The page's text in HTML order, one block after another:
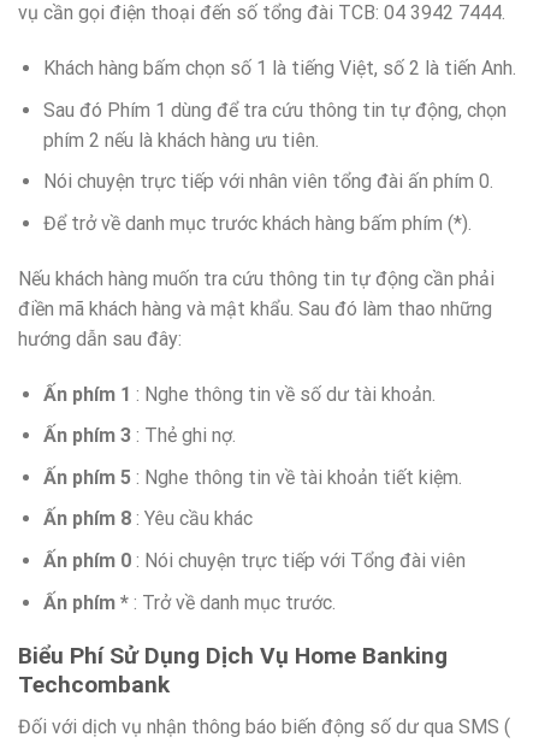
vụ cần gọi điện thoại đến số tổng đài TCB: 04 3942 7444.
Khách hàng bấm chọn số 1 là tiếng Việt, số 2 là tiến Anh.
Sau đó Phím 1 dùng để tra cứu thông tin tự động, chọn
phím 2 nếu là khách hàng ưu tiên.
Nói chuyện trực tiếp với nhân viên tổng đài ấn phím 0.
Để trở về danh mục trước khách hàng bấm phím (*).
Nếu khách hàng muốn tra cứu thông tin tự động cần phải
điền mã khách hàng và mật khẩu. Sau đó làm thao những
hướng dẫn sau đây:
Ấn phím 1 : Nghe thông tin về số dư tài khoản.
Ấn phím 3: Thẻ ghi nợ.
Ấn phím 5: Nghe thông tin về tài khoản tiết kiệm.
Ấn phím 8: Yêu cầu khác
Ấn phím 0: Nói chuyện trực tiếp với Tổng đài viên
Ấn phím *: Trở về danh mục trước.
Biểu Phí Sử Dụng Dịch Vụ Home Banking
Techcombank
Đối với dịch vụ nhận thông báo biến động số dư qua SMS (